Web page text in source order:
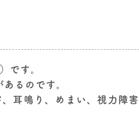
です。
るのです。
耳鳴り、めまい、視力障